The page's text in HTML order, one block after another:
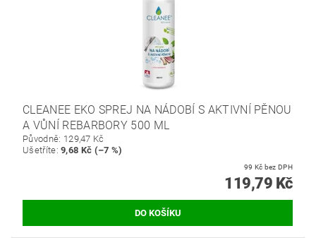
CLEANEE EKO SPREJ NA NÁDOBÍ S AKTIVNÍ PĚNOU
A VŮNÍ REBARBORY 500 ML
Původně: 129,47 Kč
Ušetříte:9,68 Kč (–7 %)
99 Kč bez DPH
119,79 Kč